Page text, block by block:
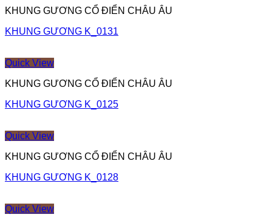
KHUNG GƯƠNG CỔ ĐIỂN CHÂU ÂU
KHUNG GƯƠNG K_0131
Quick View
KHUNG GƯƠNG CỔ ĐIỂN CHÂU ÂU
KHUNG GƯƠNG K_0125
Quick View
KHUNG GƯƠNG CỔ ĐIỂN CHÂU ÂU
KHUNG GƯƠNG K_0128
Quick View